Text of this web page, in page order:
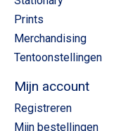
Prints
Merchandising
Tentoonstellingen
Mijn account
Registreren
Mijn bestellingen